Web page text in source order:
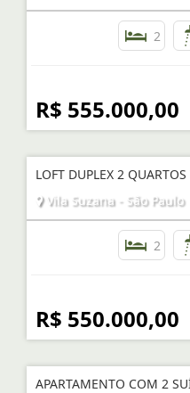
2
R$ 555.000,00
LOFT DUPLEX 2
Vila Suzana - São Paulo
2
R$ 550.000,00
APARTAMENTO COM 2